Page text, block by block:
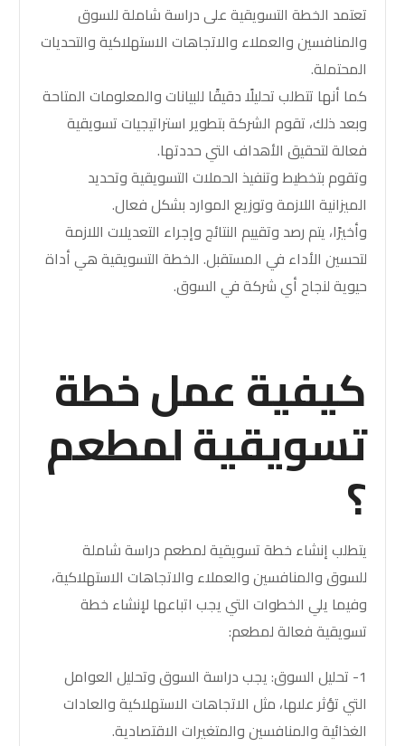
تعتمد الخطة التسويقية على دراسة شاملة للسوق
والمنافسين والعملاء والاتجاهات الاستهلاكية والتحديات
المحتملة.
كما أنها تتطلب تحليلًا دقيقًا للبيانات والمعلومات المتاحة
وبعد ذلك، تقوم الشركة بتطوير استراتيجيات تسويقية
فعالة لتحقيق الأهداف التي حددتها.
وتقوم بتخطيط وتنفيذ الحملات التسويقية وتحديد
الميزانية اللازمة وتوزيع الموارد بشكل فعال.
وأخيرًا، يتم رصد وتقييم النتائج وإجراء التعديلات اللازمة
لتحسين الأداء في المستقبل. الخطة التسويقية هي أداة
حيوية لنجاح أي شركة في السوق.
كيفية عمل خطة
تسويقية لمطعم
؟
يتطلب إنشاء خطة تسويقية لمطعم دراسة شاملة
للسوق والمنافسين والعملاء والاتجاهات الاستهلاكية،
وفيما يلي الخطوات التي يجب اتباعها لإنشاء خطة
تسويقية فعالة لمطعم:
1- تحليل السوق: يجب دراسة السوق وتحليل العوامل
التي تؤثر علىها، مثل الاتجاهات الاستهلاكية والعادات
الغذائية والمنافسين والمتغيرات الاقتصادية.